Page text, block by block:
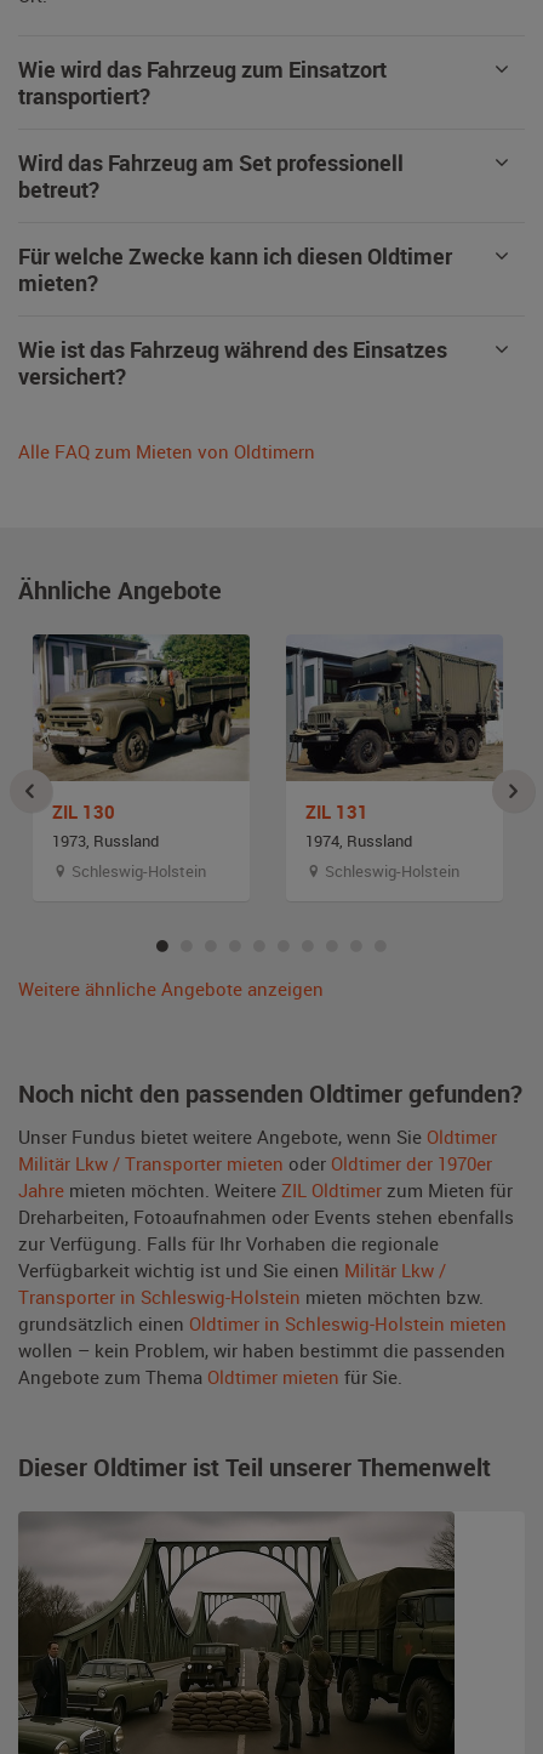
Wie wird das Fahrzeug zum Einsatzort
transportiert?
Wird das Fahrzeug am Set professionell
betreut?
Für welche Zwecke kann ich diesen Oldtimer
mieten?
Wie ist das Fahrzeug während des Einsatzes
versichert?
Alle FAQ zum Mieten von Oldtimern
Ähnliche Angebote
ZIL 130
1973, Russland
Schleswig-Holstein
ZIL 131
1974, Russland
Schleswig-Holstein
Weitere ähnliche Angebote anzeigen
Noch nicht den passenden Oldtimer gefunden?
Unser Fundus bietet weitere Angebote, wenn Sie Oldtimer
Militär Lkw / Transporter mieten oder Oldtimer der 1970er
Jahre mieten möchten. Weitere ZIL Oldtimer zum Mieten für
Dreharbeiten, Fotoaufnahmen oder Events stehen ebenfalls
zur Verfügung. Falls für Ihr Vorhaben die regionale
Verfügbarkeit wichtig ist und Sie einen Militär Lkw /
Transporter in Schleswig-Holstein mieten möchten bzw.
grundsätzlich einen Oldtimer in Schleswig-Holstein mieten
wollen – kein Problem, wir haben bestimmt die passenden
Angebote zum Thema Oldtimer mieten für Sie.
Dieser Oldtimer ist Teil unserer Themenwelt